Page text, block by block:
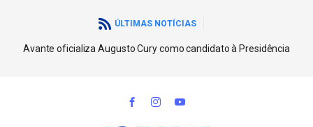
ÚLTIMAS NOTÍCIAS
Avante oficializa Augusto Cury como candidato à Presidência